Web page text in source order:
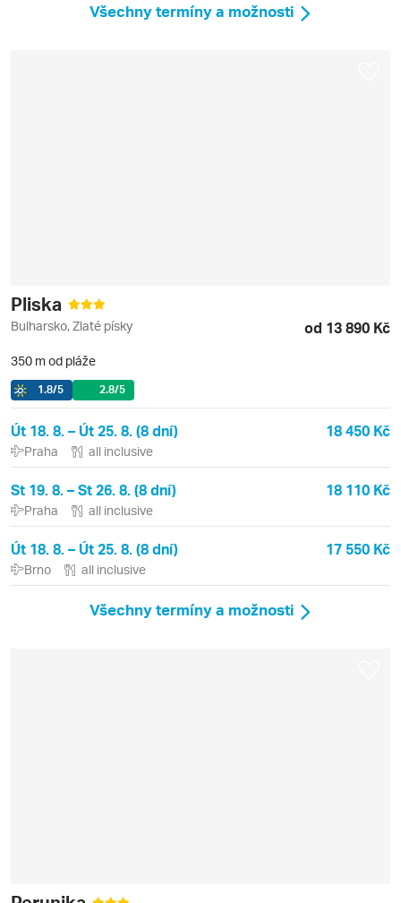
Všechny termíny a možnosti
Pliska
Bulharsko, Zlaté písky od 13 890 Kč
350 m od pláže
1.8/5 2.8/5
Út 18. 8. – Út 25. 8. (8 dní) 18 450 Kč
Praha all inclusive
St 19. 8. – St 26. 8. (8 dní) 18 110 Kč
Praha all inclusive
Út 18. 8. – Út 25. 8. (8 dní) 17 550 Kč
Brno all inclusive
Všechny termíny a možnosti